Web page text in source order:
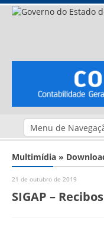
Multimídia »
21 de outubro de 2019
SIGAP –